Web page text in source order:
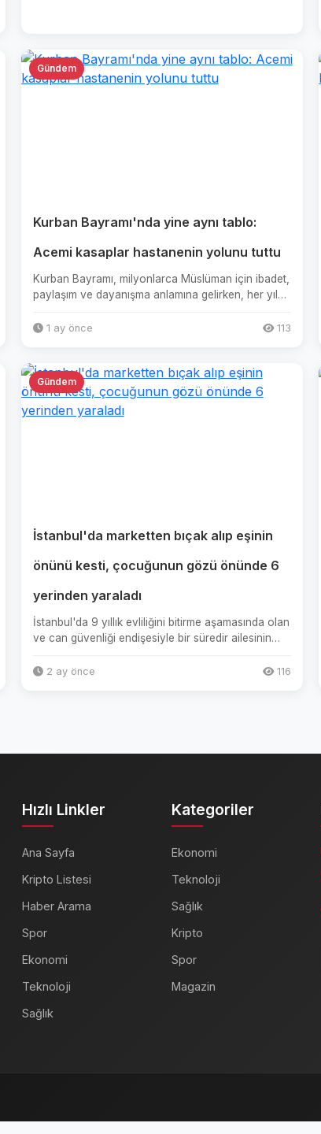
Gündem
Kurban Bayramı'nda yine aynı tablo:
Acemi kasaplar hastanenin yolunu tuttu
Kurban Bayramı, milyonlarca Müslüman için ibadet,
paylaşım ve dayanışma anlamına gelirken, her yıl
1 ay önce 113
Gündem
İstanbul'da marketten bıçak alıp eşinin
önünü kesti, çocuğunun gözü önünde 6
yerinden yaraladı
İstanbul'da 9 yıllık evliliğini bitirme aşamasında olan
ve can güvenliği endişesiyle bir süredir ailesinin
2 ay önce 116
Hızlı Linkler
Ana Sayfa
Kripto Listesi
Haber Arama
Spor
Ekonomi
Teknoloji
Sağlık
Kategoriler
Ekonomi
Teknoloji
Sağlık
Kripto
Spor
Magazin